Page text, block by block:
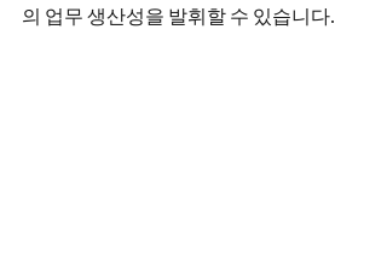
의 업무 생산성을 발휘할 수 있습니다.